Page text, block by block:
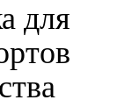
для